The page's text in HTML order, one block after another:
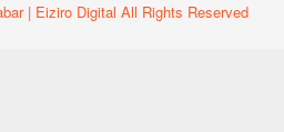
| Eiziro Digital All Rights Reserved